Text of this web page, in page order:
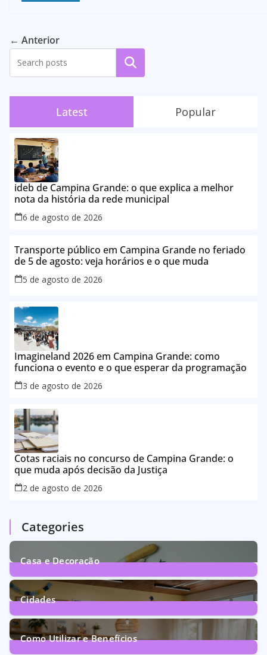
← Anterior
Pesquisar
Latest Popular
ideb de Campina Grande: o que explica a melhor
nota da história da rede municipal
6 de agosto de 2026
Transporte público em Campina Grande no feriado
de 5 de agosto: veja horários e o que muda
5 de agosto de 2026
Imagineland 2026 em Campina Grande: como
funciona o evento e o que esperar da programação
3 de agosto de 2026
Cotas raciais no concurso de Campina Grande: o
que muda após decisão da Justiça
2 de agosto de 2026
Categories
Casa e Decoração
1Post
Cidades
71Posts
Como Utilizar e Benefícios